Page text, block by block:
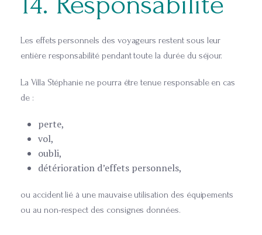
Les effets personnels des voyageurs restent sous leur
entière responsabilité pendant toute la durée du séjour.
La Villa Stéphanie ne pourra être tenue responsable en cas
de :
perte,
vol,
oubli,
détérioration d’effets personnels,
ou accident lié à une mauvaise utilisation des équipements
ou au non-respect des consignes données.